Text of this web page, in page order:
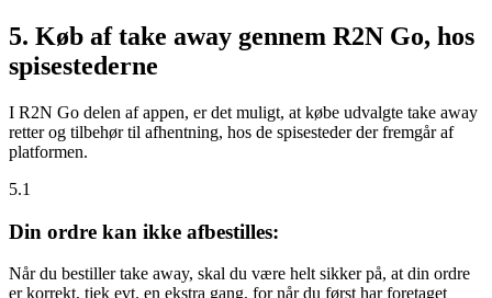
5. Køb af take away gennem R2N Go, hos
spisestederne
I R2N Go delen af appen, er det muligt, at købe udvalgte take away
retter og tilbehør til afhentning, hos de spisesteder der fremgår af
platformen.
5.1
Din ordre kan ikke afbestilles:
Når du bestiller take away, skal du være helt sikker på, at din ordre
er korrekt, tjek evt. en ekstra gang, for når du først har foretaget